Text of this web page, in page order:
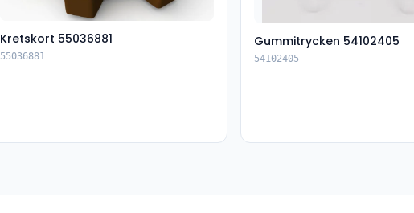
Kretskort 55036881
55036881
Gummitrycken 54102405
54102405